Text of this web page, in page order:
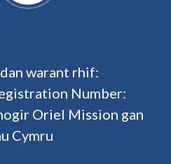
warant rhif:
Number:
Oriel Mission gan
Cymru